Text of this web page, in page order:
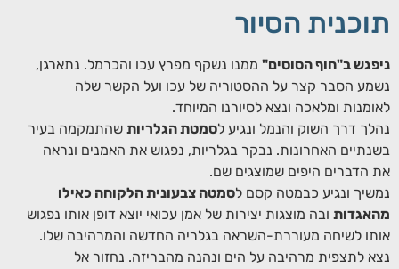
תוכנית הסיור
ניפגש ב"חוף הסוסים" ממנו נשקף מפרץ עכו והכרמל. נתארגן,
נשמע הסבר קצר על ההסטוריה של עכו ועל הקשר שלה
לאומנות ומלאכה ונצא לסיורנו המיוחד.
נהלך דרך השוק והנמל ונגיע לסמטת הגלריות שהתמקמה בעיר
בשנתיים האחרונות. נבקר בגלריות, נפגוש את האמנים ונראה
את הדברים היפים שמוצגים שם.
נמשיך ונגיע כבמטה קסם לסמטה צבעונית הלקוחה כאילו
מהאגדות ובה מוצגות יצירות של אמן עכואי יוצא דופן אותו נפגוש
אותו לשיחה מעוררת-השראה בגלריה החדשה והמרהיבה שלו.
נצא לתצפית מרהיבה על הים ונהנה מהבריזה. נחזור אל